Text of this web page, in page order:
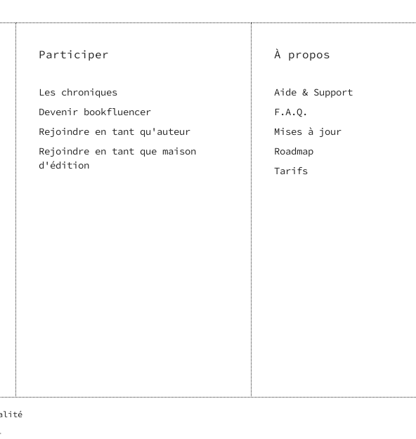
Participer
Les chroniques
Devenir bookfluencer
Rejoindre en tant qu'auteur
Rejoindre en tant que maison
d'édition
À propos
Aide & Support
F.A.Q.
Mises à jour
Roadmap
Tarifs